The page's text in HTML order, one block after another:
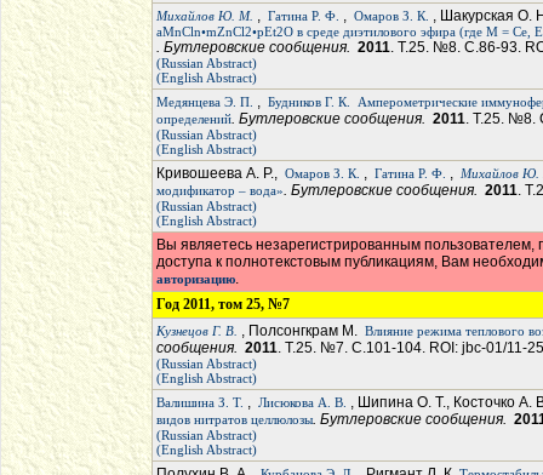
Михайлов Ю. М. , Гатина Р. Ф. , Омаров З. К. , Шакурская О.
aMnСln•mZnСl2•pЕt2O в среде диэтилового эфира (где М =
. Бутлеровские сообщения. 2011. Т.25. №8. С.86-93.
(Russian Abstract)
(English Abstract)
Медянцева Э. П. , Будников Г. К.
Амперометрические
определений. Бутлеровские сообщения. 2011. Т.25. №8.
(Russian Abstract)
(English Abstract)
Кривошеева А. Р., Омаров З. К. , Гатина Р. Ф. , Михайлов
модификатор – вода». Бутлеровские сообщения. 2011.
(Russian Abstract)
(English Abstract)
Вы являетесь незарегистрированным
доступа к полнотекстовым публикациям, Вам
авторизацию.
Год 2011, том 25, №7
Кузнецов Г. В. , Полсонгкрам М. Влияние режима теплового
сообщения. 2011. Т.25. №7. С.101-104. ROI: jbc-01/11-
(Russian Abstract)
(English Abstract)
Валишина З. Т. , Лисюкова А. В. , Шипина О. Т., Косточко А.
видов нитратов целлюлозы. Бутлеровские сообщения.
(Russian Abstract)
(English Abstract)